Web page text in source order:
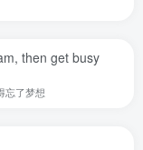
then get busy
忘了梦想